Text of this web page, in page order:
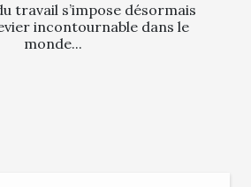
travail s’impose désormais
incontournable dans le
monde...